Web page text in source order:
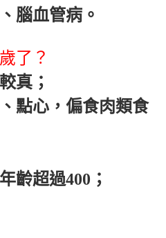
腦血管病。
了？
真；
點心，偏食肉類食
齡超過400；